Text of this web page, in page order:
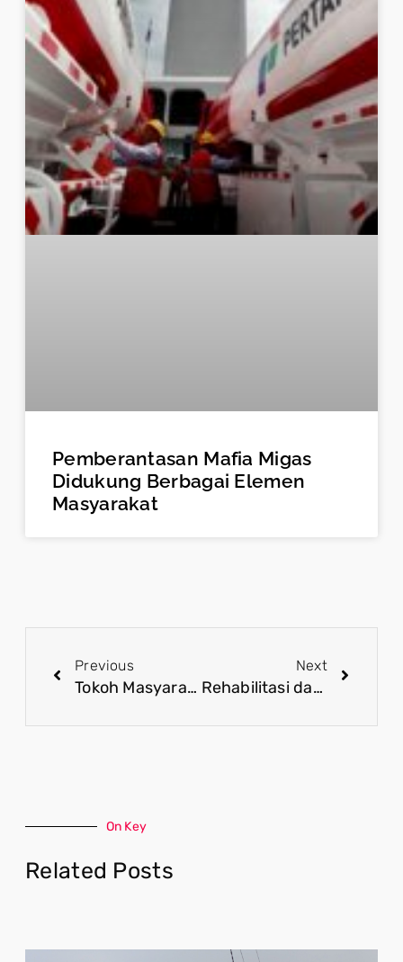
Pemberantasan Mafia Migas
Didukung Berbagai Elemen
Masyarakat
Previous
Tokoh Masyarakat Apresiasi 100 Hari Pemerintah Berantas Narkoba
Next
Rehabilitasi dan Peran Masyarakat Efektif Dalam Upaya Pemberantasan Narkoba
On Key
Related Posts